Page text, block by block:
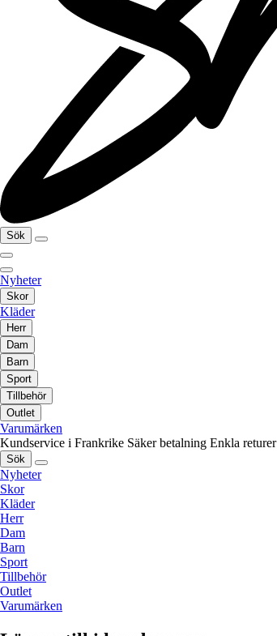
Sök
Nyheter
Skor
Kläder
Herr
Dam
Barn
Sport
Tillbehör
Outlet
Varumärken
Kundservice i Frankrike Säker betalning Enkla returer
Sök
Nyheter
Skor
Kläder
Herr
Dam
Barn
Sport
Tillbehör
Outlet
Varumärken